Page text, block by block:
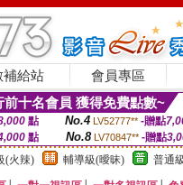
補給站 會員專區
十名會員 獲得免費點數~
點 No.4 LV52777** -贈點
點 No.8 LV70847** -贈點
(火辣) 輔導級(曖昧) 普通